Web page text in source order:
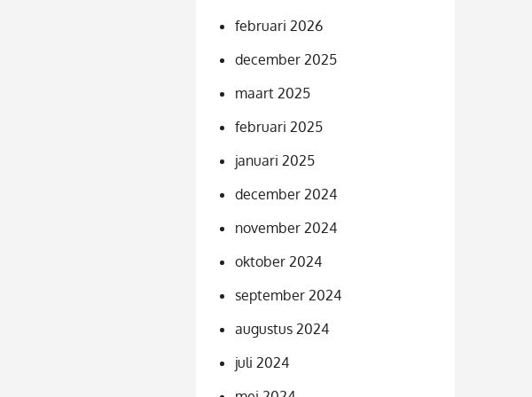
februari 2026
december 2025
maart 2025
februari 2025
januari 2025
december 2024
november 2024
oktober 2024
september 2024
augustus 2024
juli 2024